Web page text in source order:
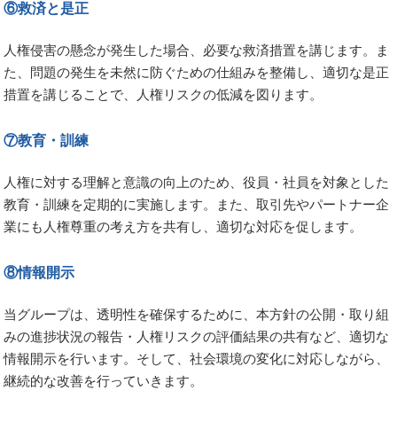
⑥救済と是正
人権侵害の懸念が発生した場合、必要な救済措置を講じます。ま
た、問題の発生を未然に防ぐための仕組みを整備し、適切な是正
措置を講じることで、人権リスクの低減を図ります。
⑦教育・訓練
人権に対する理解と意識の向上のため、役員・社員を対象とした
教育・訓練を定期的に実施します。また、取引先やパートナー企
業にも人権尊重の考え方を共有し、適切な対応を促します。
⑧情報開示
当グループは、透明性を確保するために、本方針の公開・取り組
みの進捗状況の報告・人権リスクの評価結果の共有など、適切な
情報開示を行います。そして、社会環境の変化に対応しながら、
継続的な改善を行っていきます。